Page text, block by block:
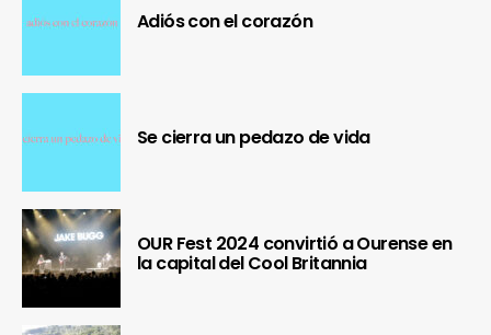
Adiós con el corazón
Se cierra un pedazo de vida
OUR Fest 2024 convirtió a Ourense en
la capital del Cool Britannia